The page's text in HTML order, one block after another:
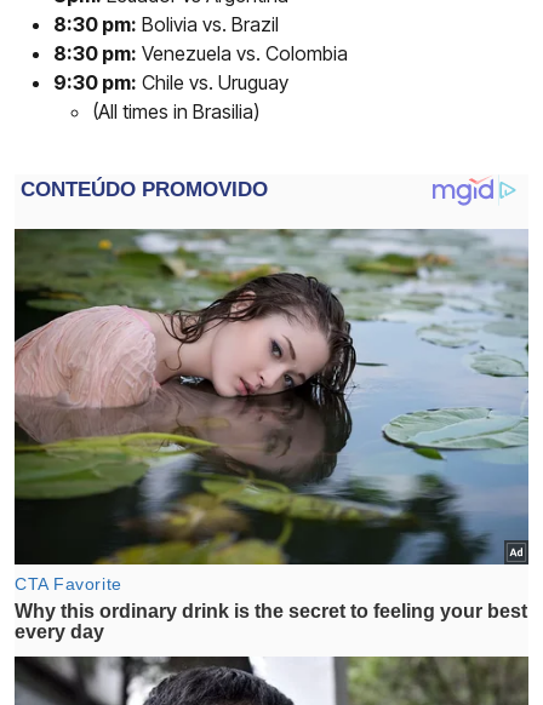
8:30 pm: Bolivia vs. Brazil
8:30 pm: Venezuela vs. Colombia
9:30 pm: Chile vs. Uruguay
(All times in Brasilia)